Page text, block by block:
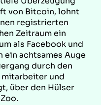
von Bitcoin, lohnt
registrierten
Zeitraum ein
als Facebook und
ein achtsames Auge
durch den
mitarbeiter und
über den Hülser